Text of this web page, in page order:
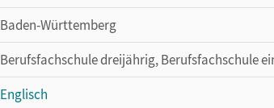
Baden-Württemberg
Berufsfachschule dreijährig, Berufsfachschule
Englisch